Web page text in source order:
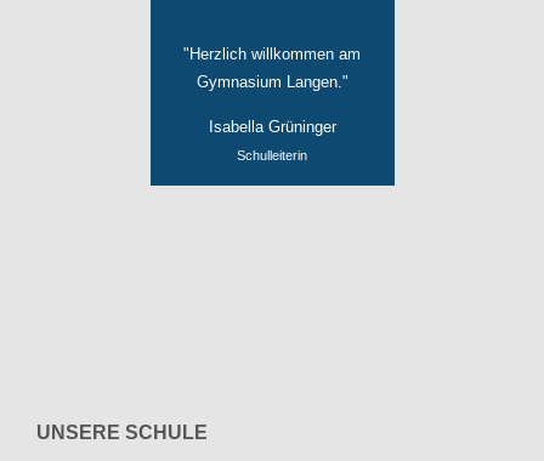
"Herzlich willkommen am
Gymnasium Langen."
Isabella Grüninger
Schulleiterin
UNSERE SCHULE